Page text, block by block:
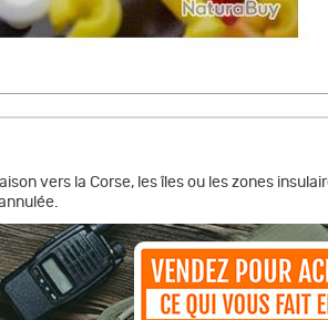
vers la Corse, les îles ou les zones